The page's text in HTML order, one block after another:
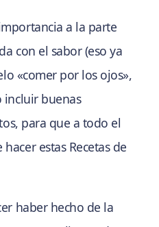
a la parte
con el sabor (eso ya
«comer por los ojos»,
incluir buenas
para que a todo el
estas Recetas de
haber hecho de la